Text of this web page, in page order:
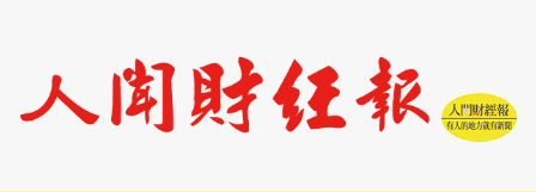
content